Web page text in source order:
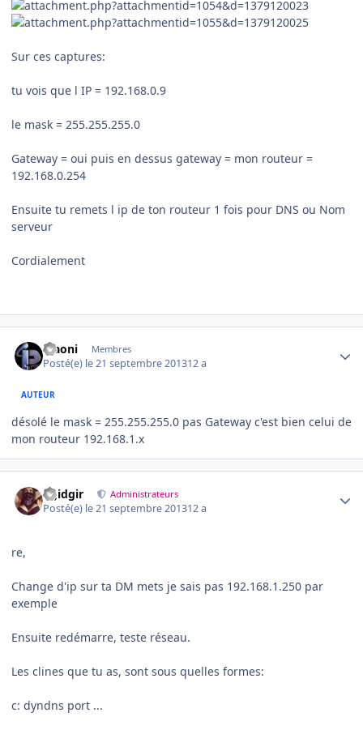
Sur ces captures:
tu vois que l IP = 192.168.0.9
le mask = 255.255.255.0
Gateway = oui puis en dessus gateway = mon routeur =
192.168.0.254
Ensuite tu remets l ip de ton routeur 1 fois pour DNS ou Nom
serveur
Cordialement
Maoni Membres
Posté(e) le 21 septembre 201312 a
AUTEUR
désolé le mask = 255.255.255.0 pas Gateway c'est bien celui de
mon routeur 192.168.1.x
dgidgir Administrateurs
Posté(e) le 21 septembre 201312 a
re,
Change d'ip sur ta DM mets je sais pas 192.168.1.250 par
exemple
Ensuite redémarre, teste réseau.
Les clines que tu as, sont sous quelles formes:
c: dyndns port ...